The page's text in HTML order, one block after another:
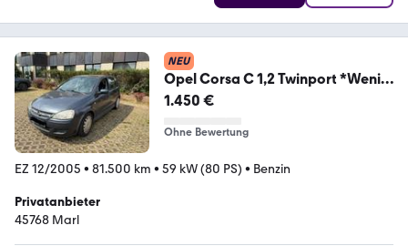
NEU
Opel Corsa C 1,2 Twinport *Wenig
Km* *Klima*
1.450 €
Ohne Bewertung
EZ 12/2005 • 81.500 km • 59 kW (80 PS) • Benzin
Privatanbieter
45768 Marl